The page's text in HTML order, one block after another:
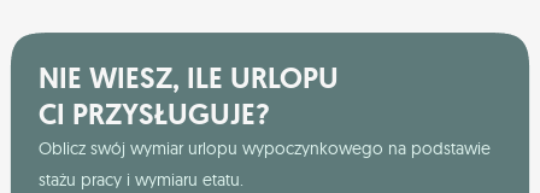
NIE WIESZ, ILE URLOPU
CI PRZYSŁUGUJE?
Oblicz swój wymiar urlopu wypoczynkowego na podstawie
stażu pracy i wymiaru etatu.